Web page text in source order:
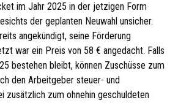
im Jahr 2025 in der jetzigen Form
der geplanten Neuwahl unsicher.
angekündigt, seine Förderung
war ein Preis von 58 € angedacht. Falls
bestehen bleibt, können Zuschüsse zum
den Arbeitgeber steuer- und
zusätzlich zum ohnehin geschuldeten